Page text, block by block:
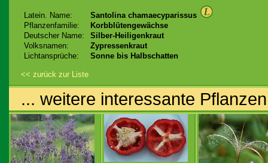
Latein. Name:
Santolina chamaecyparissus
Pflanzenfamilie:
Korbblütengewächse
Deutscher Name:
Silber-Heiligenkraut
Volksnamen:
Zypressenkraut
Lichtansprüche:
Sonne bis Halbschatten
<< zurück zur Liste
... weitere interessante Pflanzen